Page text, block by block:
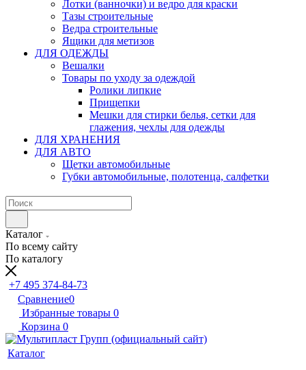
Лотки (ванночки) и ведро для краски
Тазы строительные
Ведра строительные
Ящики для метизов
ДЛЯ ОДЕЖДЫ
Вешалки
Товары по уходу за одеждой
Ролики липкие
Прищепки
Мешки для стирки белья, сетки для
глажения, чехлы для одежды
ДЛЯ ХРАНЕНИЯ
ДЛЯ АВТО
Щетки автомобильные
Губки автомобильные, полотенца, салфетки
Каталог
По всему сайту
По каталогу
+7 495 374-84-73
Сравнение0
Избранные товары 0
Корзина 0
Каталог